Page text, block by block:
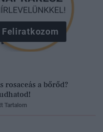
Feliratkozom
rosaceás a bőrőd?
Tartalom